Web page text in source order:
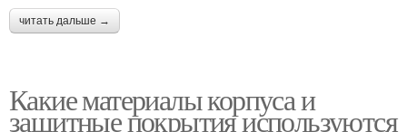
читать дальше →
Какие материалы корпуса и
защитные покрытия используются